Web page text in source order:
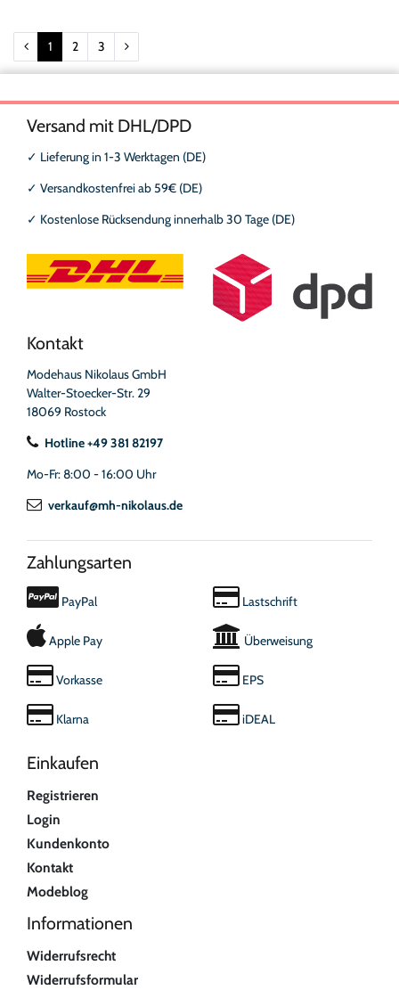
1 2 3
Versand mit DHL/DPD
✓ Lieferung in 1-3 Werktagen (DE)
✓ Versandkostenfrei ab 59€ (DE)
✓ Kostenlose Rücksendung innerhalb 30 Tage (DE)
Kontakt
Modehaus Nikolaus GmbH
Walter-Stoecker-Str. 29
18069 Rostock
Hotline +49 381 82197
Mo-Fr: 8:00 - 16:00 Uhr
verkauf@mh-nikolaus.de
Zahlungsarten
PayPal
Apple Pay
Vorkasse
Klarna
Lastschrift
Überweisung
EPS
iDEAL
Einkaufen
Registrieren
Login
Kundenkonto
Kontakt
Modeblog
Informationen
Widerrufsrecht
Widerrufsformular